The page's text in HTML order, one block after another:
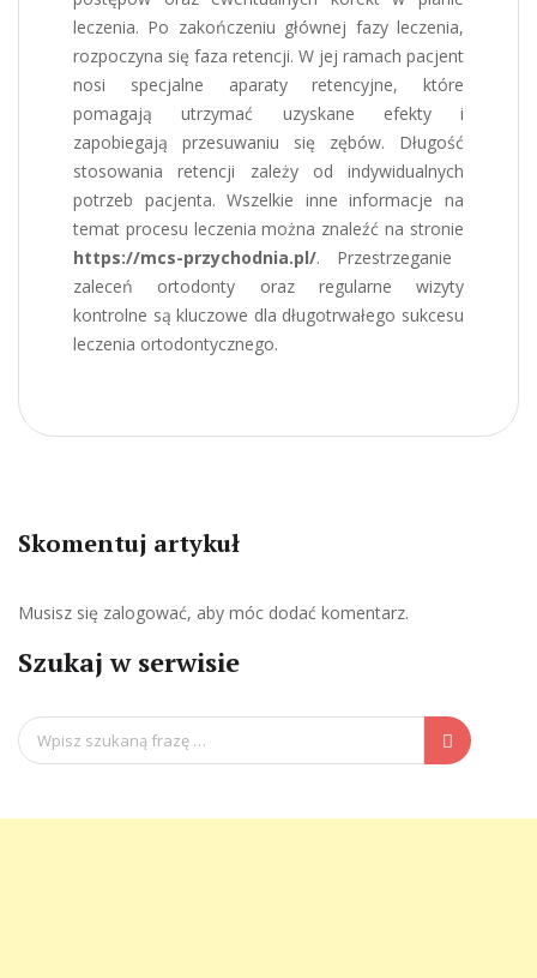
leczenia. Po zakończeniu głównej fazy leczenia,
rozpoczyna się faza retencji. W jej ramach pacjent
nosi specjalne aparaty retencyjne, które
pomagają utrzymać uzyskane efekty i
zapobiegają przesuwaniu się zębów. Długość
stosowania retencji zależy od indywidualnych
potrzeb pacjenta. Wszelkie inne informacje na
temat procesu leczenia można znaleźć na stronie
https://mcs-przychodnia.pl/. Przestrzeganie
zaleceń ortodonty oraz regularne wizyty
kontrolne są kluczowe dla długotrwałego sukcesu
leczenia ortodontycznego.
Skomentuj artykuł
Musisz się zalogować, aby móc dodać komentarz.
Szukaj w serwisie
Search
for: